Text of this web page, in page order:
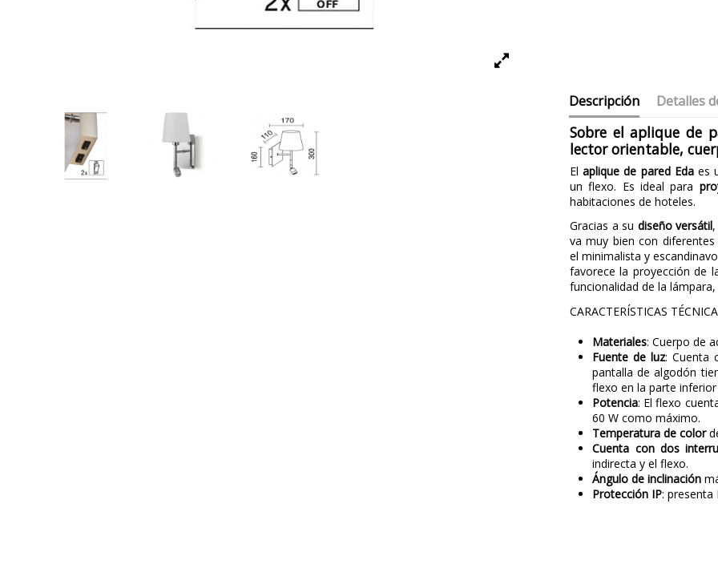
Descripción Detalles
Sobre el aplique de
lector orientable,
Elaplique de pared Edaes
un flexo. Es ideal para
habitaciones de hoteles.
Gracias a su diseño versátil
va muy bien con
el minimalista y
favorece la proyección de
funcionalidad de la
CARACTERÍSTICAS
Materiales: Cuerpo de
Fuente de luz: Cuenta
pantalla de algodón
flexo en la parte
Potencia: El flexo
60 W como máximo.
Temperatura de color
Cuenta con dos
indirecta y el flexo.
Ángulo de inclinación
Protección IP: presenta